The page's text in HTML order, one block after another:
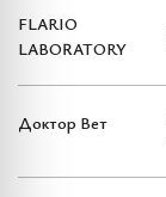
FLARIO
LABORATORY
Доктор Вет